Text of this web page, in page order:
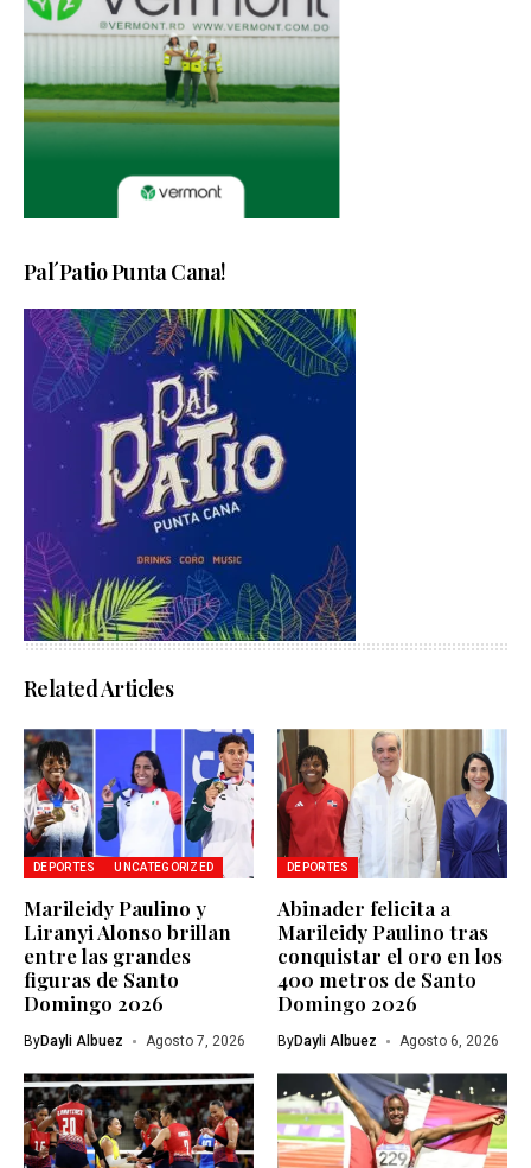
Pal´Patio Punta Cana!
Related Articles
DEPORTES UNCATEGORIZED
Marileidy Paulino y
Liranyi Alonso brillan
entre las grandes
figuras de Santo
Domingo 2026
ByDayli Albuez Agosto 7, 2026
DEPORTES
Abinader felicita a
Marileidy Paulino tras
conquistar el oro en los
400 metros de Santo
Domingo 2026
ByDayli Albuez Agosto 6, 2026